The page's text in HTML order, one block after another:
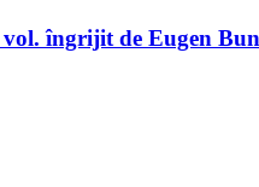
îngrijit de Eugen